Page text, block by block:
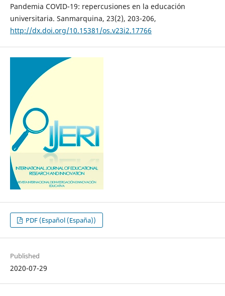
Pandemia COVID-19: repercusiones en la educación
universitaria. Sanmarquina, 23(2), 203-206,
http://dx.doi.org/10.15381/os.v23i2.17766
PDF (Español (España))
Published
2020-07-29